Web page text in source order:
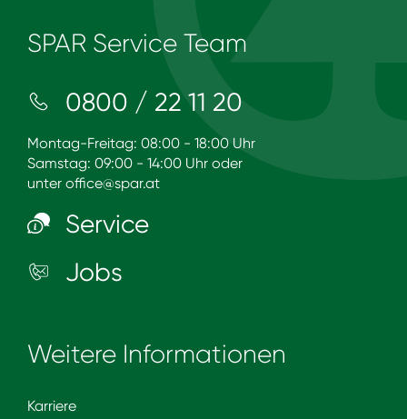
SPAR Service Team
0800 / 22 11 20
Montag-Freitag: 08:00 - 18:00 Uhr
Samstag: 09:00 - 14:00 Uhr oder
unter office@spar.at
Service
Jobs
Weitere Informationen
Karriere